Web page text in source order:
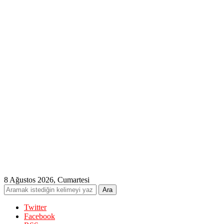
8 Ağustos 2026, Cumartesi
Twitter
Facebook